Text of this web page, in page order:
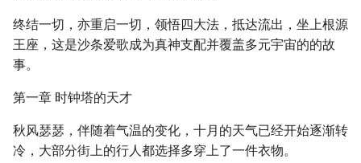
终结一切，亦重启一切，领悟四大法，抵达流出，坐上根源
王座，这是沙条爱歌成为真神支配并覆盖多元宇宙的的故
事。
第一章 时钟塔的天才
秋风瑟瑟，伴随着气温的变化，十月的天气已经开始逐渐转
冷，大部分街上的行人都选择多穿上了一件衣物。